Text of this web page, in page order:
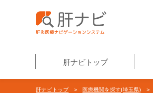
肝ナビトップ
肝ナビトップ> 医療機関を探す(埼玉県) >